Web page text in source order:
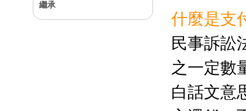
繼承
什麼是支
民事訴訟
之一定數
白話文意